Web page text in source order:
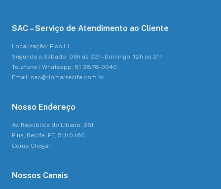
SAC – Serviço de Atendimento ao Cliente
Localização: Piso L1
Segunda a Sábado: 09h às 22h - Domingo: 12h às 21h
Telefone / Whatsapp: 81 3878-0040
Email: sac@riomarrecife.com.br
Nosso Endereço
Av. República do Líbano, 251
Pina, Recife - PE, 51110-160
Como Chegar
Nossos Canais